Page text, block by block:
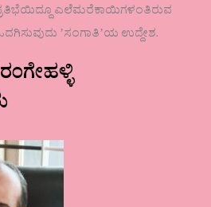
ಪ್ರತಿಭೆಯಿದ್ದೂ ಎಲೆಮರೆಕಾಯಿಗಳಂತಿರುವ
ʼಸಂಗಾತಿʼಯ ಉದ್ದೇಶ.